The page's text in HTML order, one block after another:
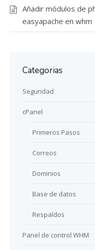
Añadir módulos de
easyapache en whm
Categorias
Seguridad
cPanel
Primeros Pasos
Correos
Dominios
Base de datos
Respaldos
Panel de control WHM